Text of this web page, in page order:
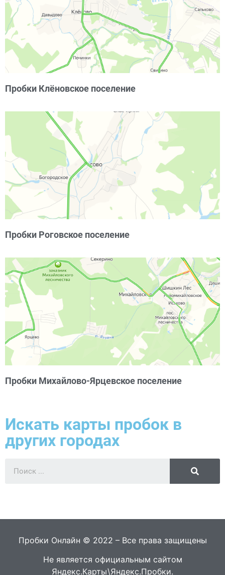
Пробки Клёновское поселение
Пробки Роговское поселение
Пробки Михайлово-Ярцевское поселение
Искать карты пробок в
других городах
Пробки Онлайн © 2022 – Все права защищены
Не является официальным сайтом
Яндекс.Карты\Яндекс.Пробки.